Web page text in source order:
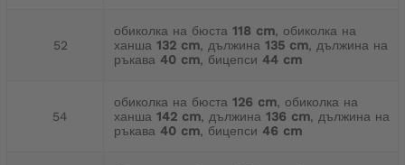
52
обиколка на бюста 118 cm, обиколка на
ханша 132 cm, дължина 135 cm, дължина на
ръкава 40 cm, бицепси 44 cm
54
обиколка на бюста 126 cm, обиколка на
ханша 142 cm, дължина 136 cm, дължина на
ръкава 40 cm, бицепси 46 cm